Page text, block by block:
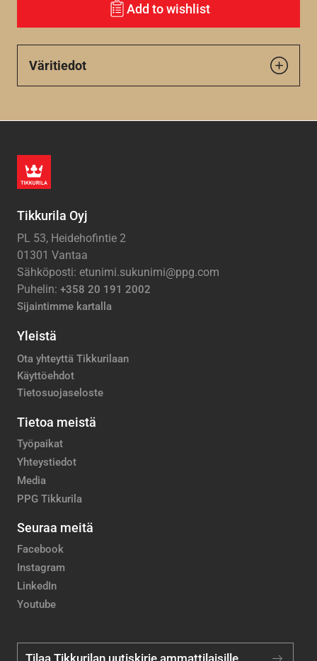
Add to wishlist
Väritiedot
Tikkurila Oyj
PL 53, Heidehofintie 2
01301 Vantaa
Sähköposti: etunimi.sukunimi@ppg.com
Puhelin: +358 20 191 2002
Sijaintimme kartalla
Yleistä
Ota yhteyttä Tikkurilaan
Käyttöehdot
Tietosuojaseloste
Tietoa meistä
Työpaikat
Yhteystiedot
Media
PPG Tikkurila
Seuraa meitä
Facebook
Instagram
LinkedIn
Youtube